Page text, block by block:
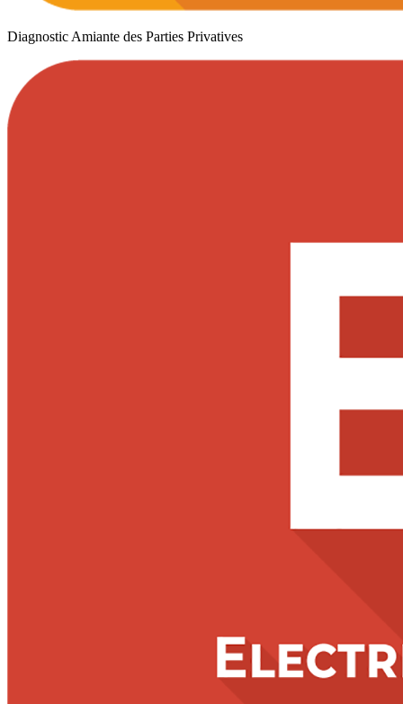
Diagnostic Amiante des Parties Privatives